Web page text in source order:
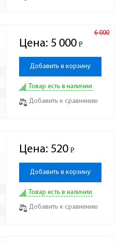
Цена:
6 000
5 000 Р
-
Добавить в корзину
Товар есть в наличии
Добавить к сравнению
Цена: 520 Р
-
Добавить в корзину
Товар есть в наличии
Добавить к сравнению